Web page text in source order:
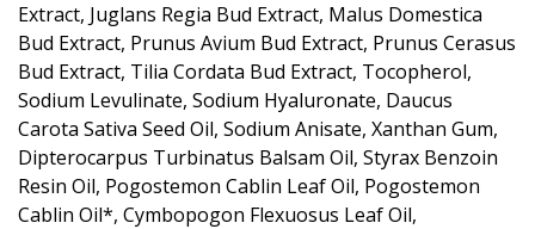
Extract, Juglans Regia Bud Extract, Malus Domestica
Bud Extract, Prunus Avium Bud Extract, Prunus Cerasus
Bud Extract, Tilia Cordata Bud Extract, Tocopherol,
Sodium Levulinate, Sodium Hyaluronate, Daucus
Carota Sativa Seed Oil, Sodium Anisate, Xanthan Gum,
Dipterocarpus Turbinatus Balsam Oil, Styrax Benzoin
Resin Oil, Pogostemon Cablin Leaf Oil, Pogostemon
Cablin Oil*, Cymbopogon Flexuosus Leaf Oil,